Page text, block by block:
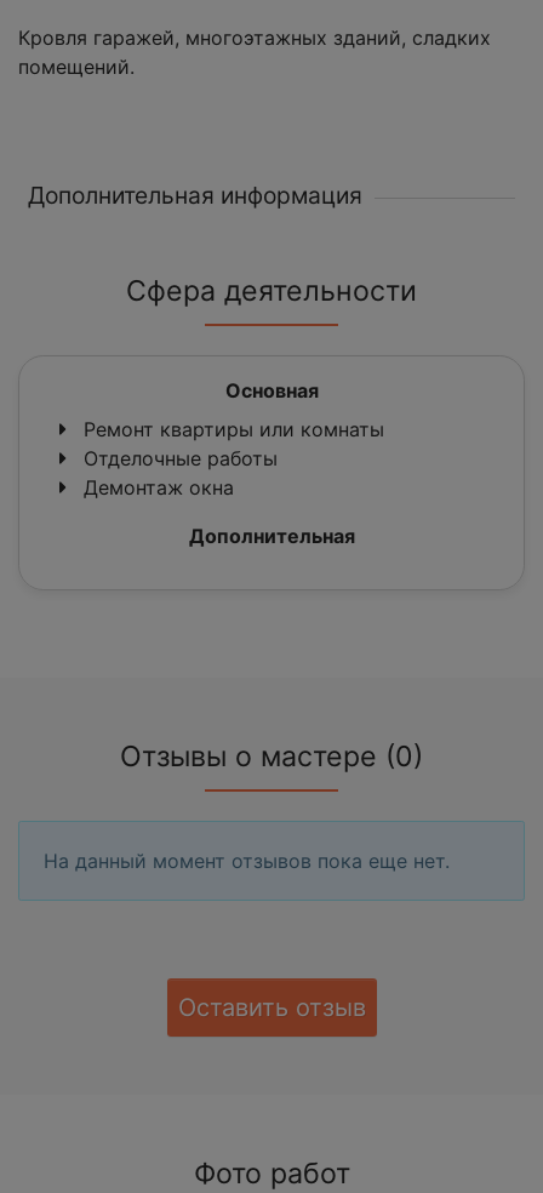
Кровля гаражей, многоэтажных зданий, сладких
помещений.
Дополнительная информация
Сфера деятельности
Основная
Ремонт квартиры или комнаты
Отделочные работы
Демонтаж окна
Дополнительная
Отзывы о мастере (0)
На данный момент отзывов пока еще нет.
Оставить отзыв
Фото работ